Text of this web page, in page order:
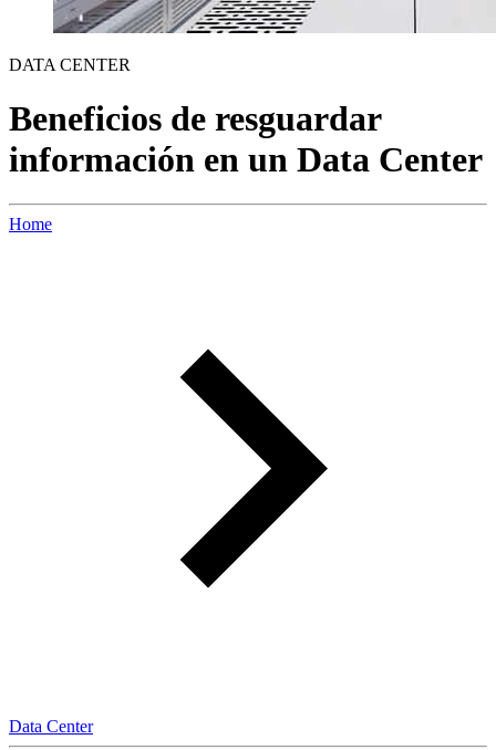
DATA CENTER
Beneficios de resguardar
información en un Data Center
Home
Data Center